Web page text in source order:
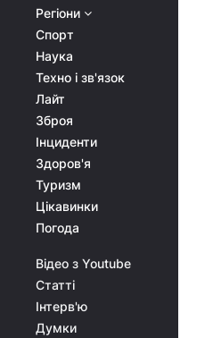
Регіони
Спорт
Наука
Техно і зв'язок
Лайт
Зброя
Інциденти
Здоров'я
Туризм
Цікавинки
Погода
Відео з Youtube
Статті
Інтерв'ю
Думки